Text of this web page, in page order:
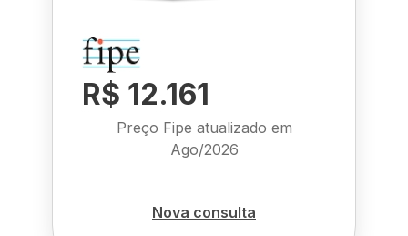
R$ 12.161
Preço Fipe atualizado em
Ago/2026
Nova consulta